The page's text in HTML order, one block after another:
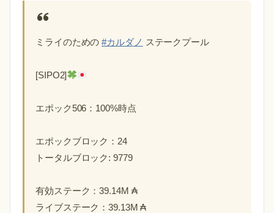
ミライのための#カルダノ ステークプール
[SIPO2]
エポック506：100%時点
エポックブロック：24
トータルブロック: 9779
有効ステーク：39.14M ₳
ライブステーク：39.13M ₳